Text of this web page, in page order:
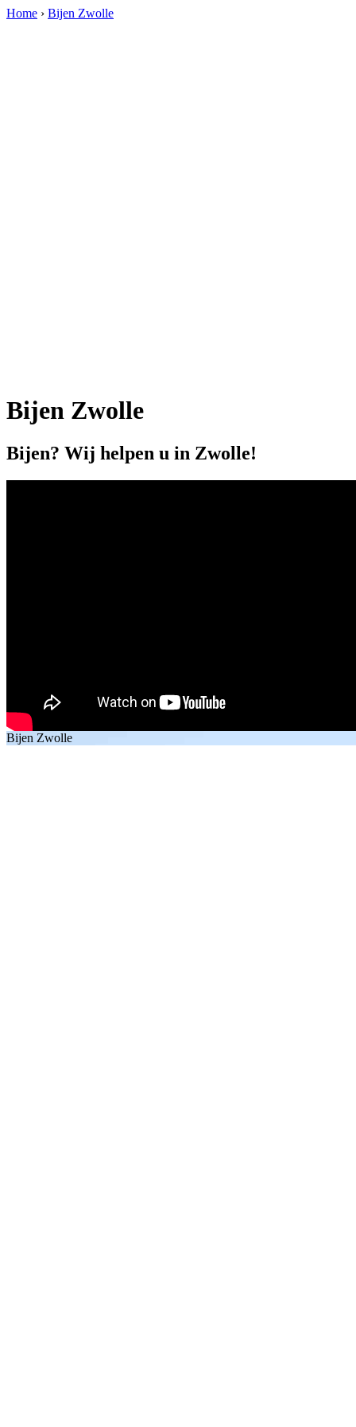
Home › Bijen Zwolle
Bijen Zwolle
Bijen? Wij helpen u in Zwolle!
Bijen Zwolle